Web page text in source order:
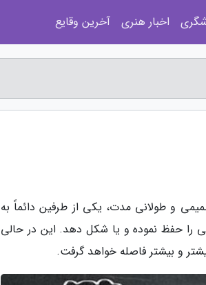
و طولانی مدت، یکی از طرفین دائماً به
را حفظ نموده و یا شکل دهد. این در حالی
و بیشتر فاصله خواهد گرفت.
اخبار هنری آخرین وقایع